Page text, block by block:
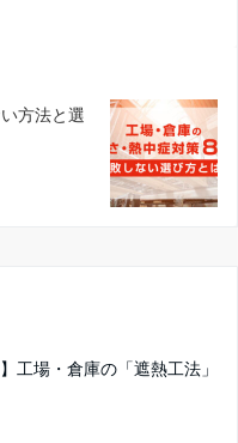
方法と選
工場・倉庫の「遮熱工法」